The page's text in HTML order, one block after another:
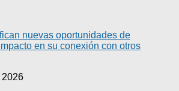
nuevas oportunidades de
en su conexión con otros
2026